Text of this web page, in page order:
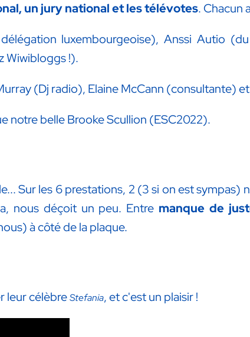
un jury national et les télévotes. Chacun
luxembourgeoise), Anssi Autio
Wiwibloggs !).
(Dj radio), Elaine McCann (consultante)
notre belle Brooke Scullion (ESC2022).
Sur les 6 prestations, 2 (3 si on est
nous déçoit un peu. Entre manque de
à côté de la plaque.
leur célèbreStefania, et c'est un plaisir !